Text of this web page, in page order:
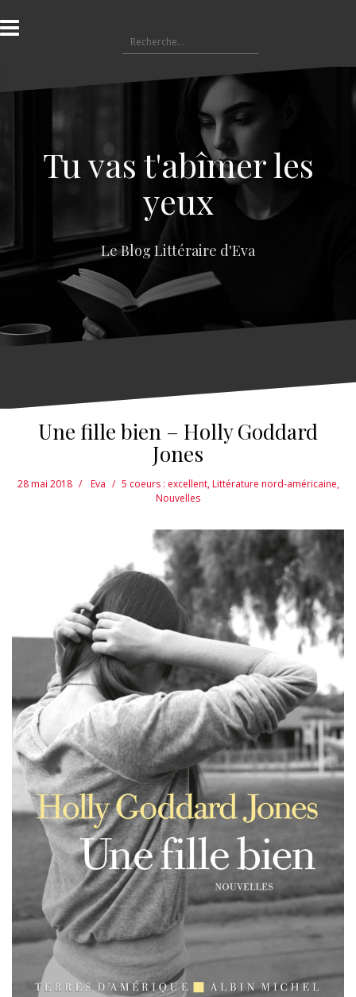
l
a
e
e
Tu vas t'abîmer les
yeux
Le Blog Littéraire d'Eva
Une fille bien – Holly Goddard
Jones
28 mai 2018 Eva 5 coeurs : excellent,Littérature nord-américaine,
Nouvelles